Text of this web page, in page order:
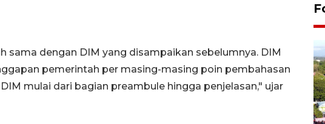
sama dengan DIM yang disampaikan sebelumnya. DIM
pemerintah per masing-masing poin pembahasan
mulai dari bagian preambule hingga penjelasan," ujar